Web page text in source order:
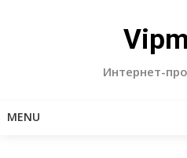
Интернет-
MENU